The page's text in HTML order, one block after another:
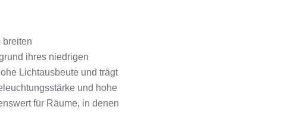
breiten
ihres niedrigen
Lichtausbeute und trägt
und hohe
für Räume, in denen